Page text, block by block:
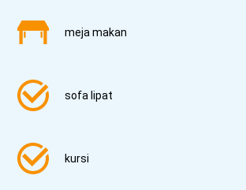
meja makan
sofa lipat
kursi